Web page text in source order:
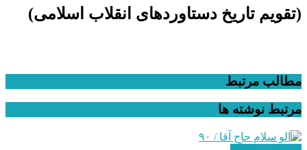
(تقویم تاریخ دستاوردهای انقلاب اسلامی​)
مطالب مرتبط
مرتبط نوشته ها